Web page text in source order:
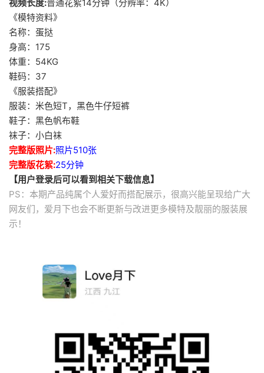
视频长度:普通花絮14分钟（分辨率：4K）
《模特资料》
名称：蛋挞
身高：175
体重：54KG
鞋码：37
《服装搭配》
服装：米色短T，黑色牛仔短裤
鞋子：黑色帆布鞋
袜子：小白袜
完整版照片:照片510张
完整版花絮:25分钟
【用户登录后可以看到相关下载信息】
PS：本期产品纯属个人爱好而搭配展示，很高兴能呈现给广大
网友们，爱月下也会不断更新与改进更多模特及靓丽的服装展
示！